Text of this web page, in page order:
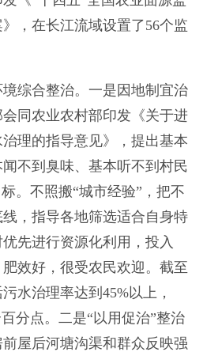
，在长江流域设置了56个监
合整治。一是因地制宜治
同农业农村部印发《关于进
理的指导意见》，提出基本
不到臭味、基本听不到村民
。不照搬“城市经验”，把不
，指导各地筛选适合自身特
先进行资源化利用，投入
效好，很受农民欢迎。截至
水治理率达到45%以上，
分点。二是“以用促治”整治
屋后河塘沟渠和群众反映强